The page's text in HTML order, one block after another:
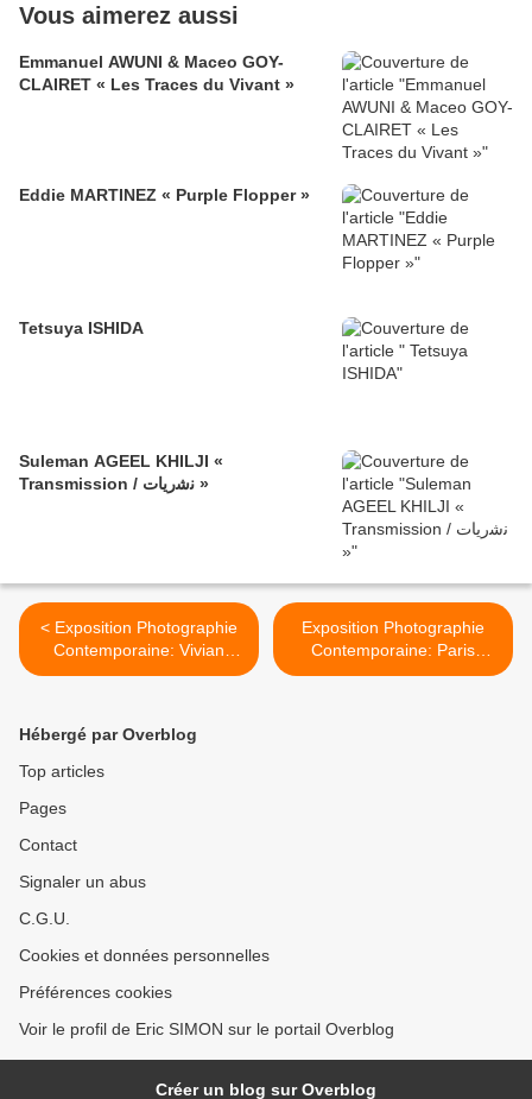
Vous aimerez aussi
Emmanuel AWUNI & Maceo GOY-
CLAIRET « Les Traces du Vivant »
Eddie MARTINEZ « Purple Flopper »
Tetsuya ISHIDA
Suleman AGEEL KHILJI «
Transmission / ﻧﺷرﯾﺎت »
< Exposition Photographie
Contemporaine: Vivian
MAIER «Self-portraits»
Exposition Photographie
Contemporaine: Paris
Photo @Home >
Hébergé par Overblog
Top articles
Pages
Contact
Signaler un abus
C.G.U.
Cookies et données personnelles
Préférences cookies
Voir le profil de Eric SIMON sur le portail Overblog
Créer un blog sur Overblog